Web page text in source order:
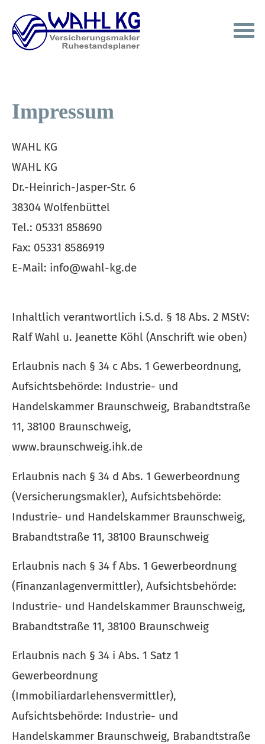
Impressum
WAHL KG
WAHL KG
Dr.-Heinrich-Jasper-Str. 6
38304 Wolfenbüttel
Tel.: 05331 858690
Fax: 05331 8586919
E-Mail: info@wahl-kg.de
Inhaltlich verantwortlich i.S.d. § 18 Abs. 2 MStV:
Ralf Wahl u. Jeanette Köhl (Anschrift wie oben)
Erlaubnis nach § 34 c Abs. 1 Gewerbeordnung,
Aufsichtsbehörde: Industrie- und
Handelskammer Braunschweig, Brabandtstraße
11, 38100 Braunschweig,
www.braunschweig.ihk.de
Erlaubnis nach § 34 d Abs. 1 Gewerbeordnung
(Ver­sicherungs­makler), Aufsichtsbehörde:
Industrie- und Handelskammer Braunschweig,
Brabandtstraße 11, 38100 Braunschweig
Erlaubnis nach § 34 f Abs. 1 Gewerbeordnung
(Finanzanlagenvermittler), Aufsichtsbehörde:
Industrie- und Handelskammer Braunschweig,
Brabandtstraße 11, 38100 Braunschweig
Erlaubnis nach § 34 i Abs. 1 Satz 1
Gewerbeordnung
(Immobiliardarlehensvermittler),
Aufsichtsbehörde: Industrie- und
Handelskammer Braunschweig, Brabandtstraße